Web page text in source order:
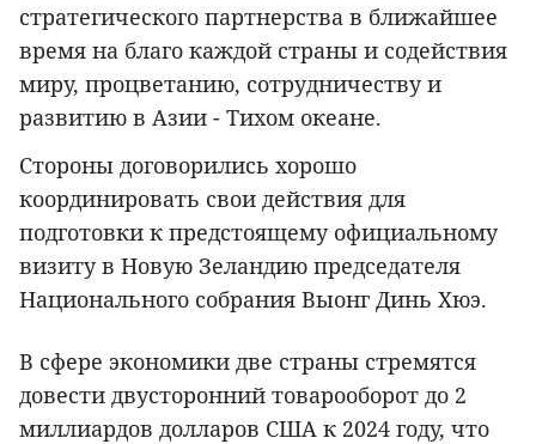
стратегического партнерства в ближайшее
время на благо каждой страны и содействия
миру, процветанию, сотрудничеству и
развитию в Азии - Тихом океане.
Стороны договорились хорошо
координировать свои действия для
подготовки к предстоящему официальному
визиту в Новую Зеландию председателя
Национального собрания Выонг Динь Хюэ.
В сфере экономики две страны стремятся
довести двусторонний товарооборот до 2
миллиардов долларов США к 2024 году, что